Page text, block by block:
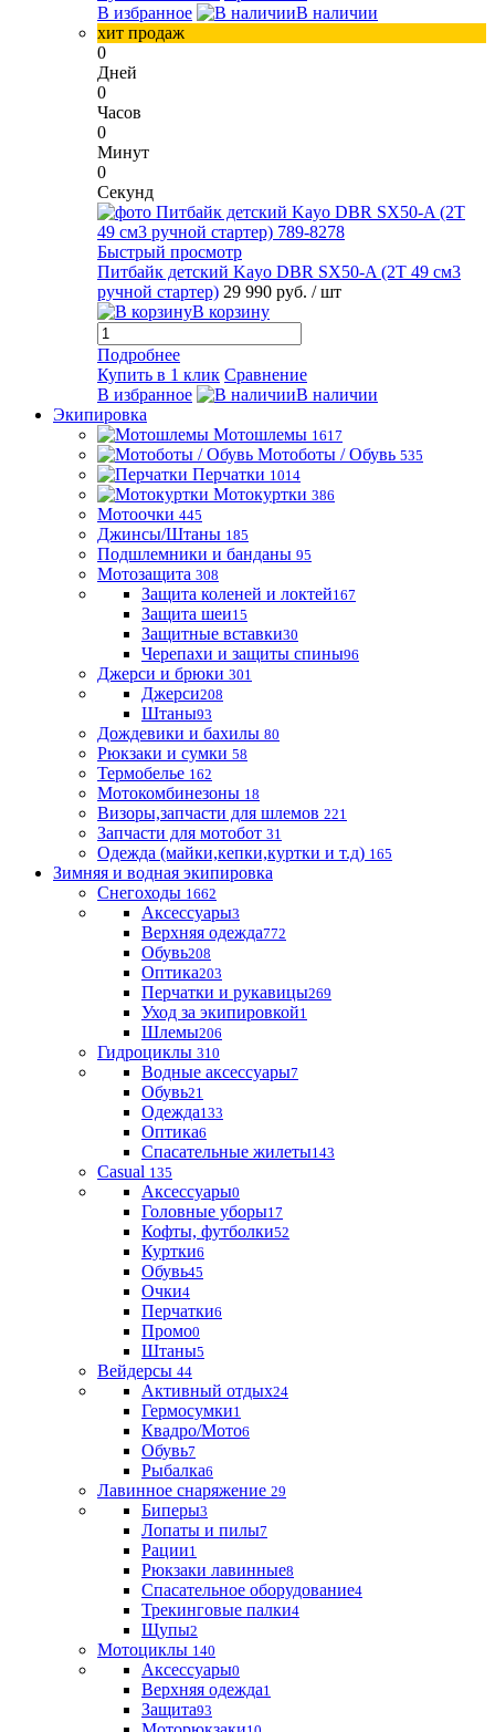
В избранное
В наличии
хит продаж
0
Дней
0
Часов
0
Минут
0
Секунд
Быстрый просмотр
Питбайк детский Kayo DBR SX50-A (2T 49 см3
ручной стартер) 29 990 руб. / шт
В корзину
Подробнее
Купить в 1 клик Сравнение
В избранное
В наличии
Экипировка
Мотошлемы 1617
Мотоботы / Обувь 535
Перчатки 1014
Мотокуртки 386
Мотоочки 445
Джинсы/Штаны 185
Подшлемники и банданы 95
Мотозащита 308
Защита коленей и локтей167
Защита шеи15
Защитные вставки30
Черепахи и защиты спины96
Джерси и брюки 301
Джерси208
Штаны93
Дождевики и бахилы 80
Рюкзаки и сумки 58
Термобелье 162
Мотокомбинезоны 18
Визоры,запчасти для шлемов 221
Запчасти для мотобот 31
Одежда (майки,кепки,куртки и т.д) 165
Зимняя и водная экипировка
Снегоходы 1662
Аксессуары3
Верхняя одежда772
Обувь208
Оптика203
Перчатки и рукавицы269
Уход за экипировкой1
Шлемы206
Гидроциклы 310
Водные аксессуары7
Обувь21
Одежда133
Оптика6
Спасательные жилеты143
Casual 135
Аксессуары0
Головные уборы17
Кофты, футболки52
Куртки6
Обувь45
Очки4
Перчатки6
Промо0
Штаны5
Вейдерсы 44
Активный отдых24
Гермосумки1
Квадро/Мото6
Обувь7
Рыбалка6
Лавинное снаряжение 29
Биперы3
Лопаты и пилы7
Рации1
Рюкзаки лавинные8
Спасательное оборудование4
Трекинговые палки4
Щупы2
Мотоциклы 140
Аксессуары0
Верхняя одежда1
Защита93